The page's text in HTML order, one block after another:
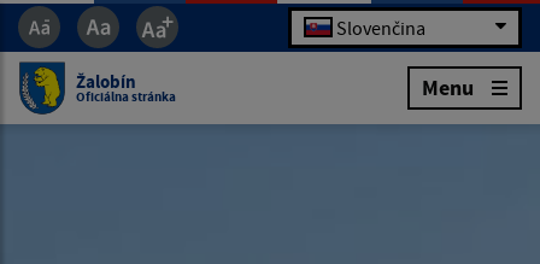
Slovenčina
Žalobín
Oficiálna stránka Menu